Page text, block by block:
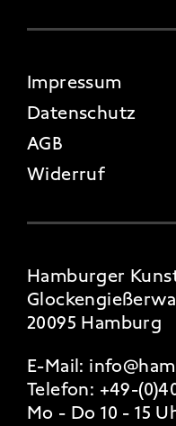
FOOTER 4
Impressum
Datenschutz
AGB
Widerruf
Hamburger
20095 Hamburg
E-Mail:
Telefon: +49-
Mo - Do 10 - 15